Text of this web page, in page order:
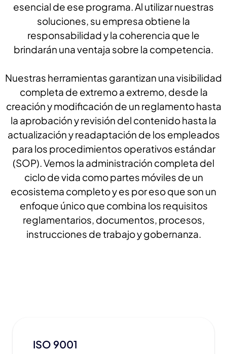
esencial de ese programa. Al utilizar nuestras
soluciones, su empresa obtiene la
responsabilidad y la coherencia que le
brindarán una ventaja sobre la competencia.
Nuestras herramientas garantizan una visibilidad
completa de extremo a extremo, desde la
creación y modificación de un reglamento hasta
la aprobación y revisión del contenido hasta la
actualización y readaptación de los empleados
para los procedimientos operativos estándar
(SOP). Vemos la administración completa del
ciclo de vida como partes móviles de un
ecosistema completo y es por eso que son un
enfoque único que combina los requisitos
reglamentarios, documentos, procesos,
instrucciones de trabajo y gobernanza.
ISO 9001